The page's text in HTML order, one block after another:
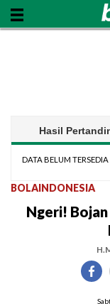
Hasil
DATA BELUM TERSEDIA
BOLAINDONESIA
Ngeri!